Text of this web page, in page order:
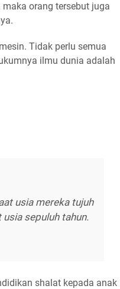
orang tersebut juga
Tidak perlu semua
ilmu dunia adalah
usia mereka tujuh
sepuluh tahun.
shalat kepada anak